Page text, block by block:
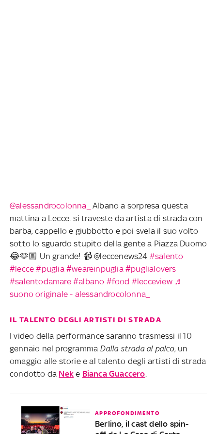
@alessandrocolonna_
Albano a sorpresa questa
mattina a Lecce: si traveste da artista di strada con
barba, cappello e giubbotto e poi svela il suo volto
sotto lo sguardo stupito della gente a Piazza Duomo
😂🫶🏼 Un grande! 📹 @leccenews24 #salento
#lecce #puglia #weareinpuglia #puglialovers
#salentodamare #albano #food #lecceview ♬
suono originale - alessandrocolonna_
IL TALENTO DEGLI ARTISTI DI STRADA
I video della performance saranno trasmessi il 10
gennaio nel programma Dalla strada al palco, un
omaggio alle storie e al talento degli artisti di strada
condotto da Nek e Bianca Guaccero.
APPROFONDIMENTO
Berlino, il cast dello spin-